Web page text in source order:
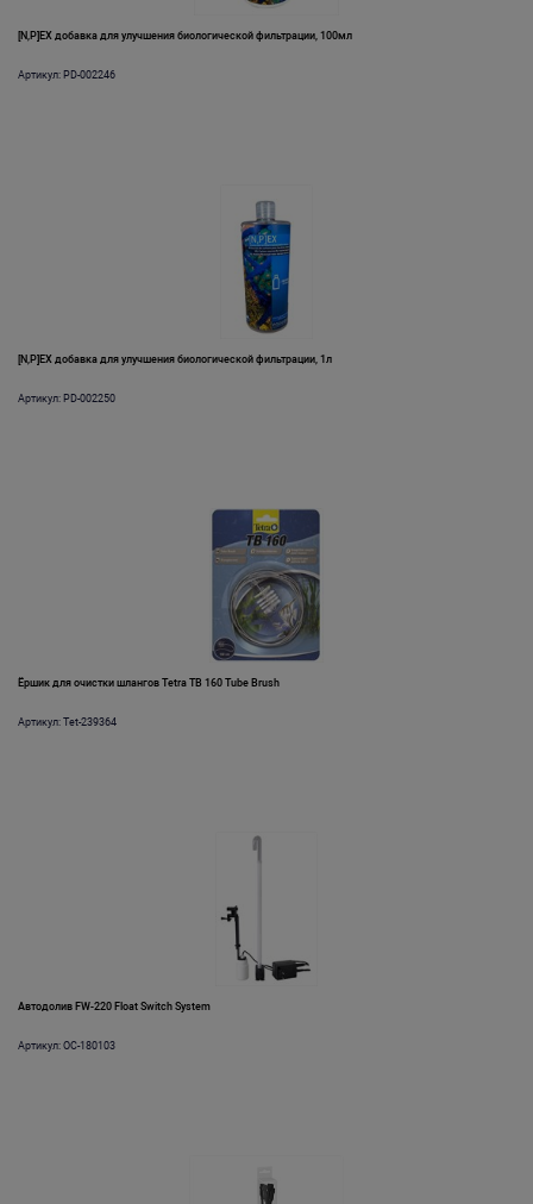
[N,P]EX добавка для улучшения биологической фильтрации, 100мл
Артикул: PD-002246
[N,P]EX добавка для улучшения биологической фильтрации, 1л
Артикул: PD-002250
Ёршик для очистки шлангов Tetra TB 160 Tube Brush
Артикул: Tet-239364
Автодолив FW-220 Float Switch System
Артикул: OC-180103